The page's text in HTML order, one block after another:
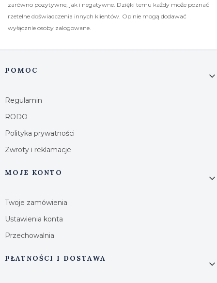
zarówno pozytywne, jak i negatywne. Dzięki temu każdy może poznać
rzetelne doświadczenia innych klientów. Opinie mogą dodawać
wyłącznie osoby zalogowane.
Linki w stopce
POMOC
Regulamin
RODO
Polityka prywatności
Zwroty i reklamacje
MOJE KONTO
Twoje zamówienia
Ustawienia konta
Przechowalnia
PŁATNOŚCI I DOSTAWA